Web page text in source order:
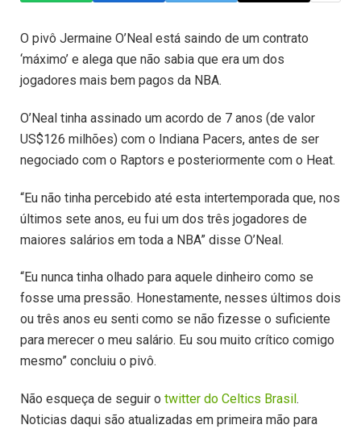
O pivô Jermaine O’Neal está saindo de um contrato
‘máximo’ e alega que não sabia que era um dos
jogadores mais bem pagos da NBA.
O’Neal tinha assinado um acordo de 7 anos (de valor
US$126 milhões) com o Indiana Pacers, antes de ser
negociado com o Raptors e posteriormente com o Heat.
“Eu não tinha percebido até esta intertemporada que, nos
últimos sete anos, eu fui um dos três jogadores de
maiores salários em toda a NBA” disse O’Neal.
“Eu nunca tinha olhado para aquele dinheiro como se
fosse uma pressão. Honestamente, nesses últimos dois
ou três anos eu senti como se não fizesse o suficiente
para merecer o meu salário. Eu sou muito crítico comigo
mesmo” concluiu o pivô.
Não esqueça de seguir o twitter do Celtics Brasil .
Noticias daqui são atualizadas em primeira mão para